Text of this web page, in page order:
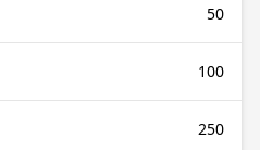
50
100
250